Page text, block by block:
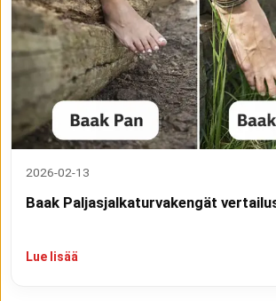
2026-02-13
Baak Paljasjalkaturvakengät
Lue lisää